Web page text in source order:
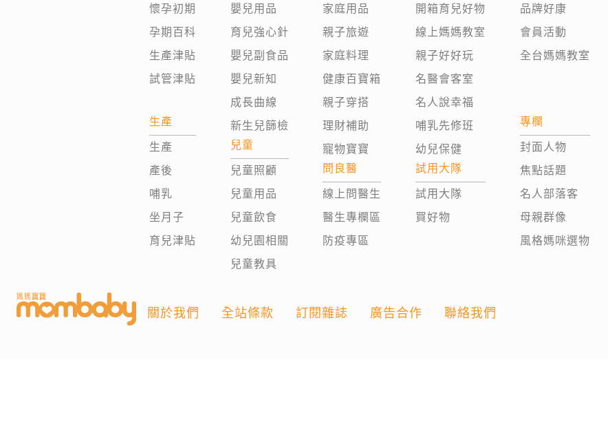
懷孕初期
孕期百科
生產津貼
試管津貼
生產
生產
產後
哺乳
坐月子
育兒津貼
嬰兒用品
育兒強心針
嬰兒副食品
嬰兒新知
成長曲線
新生兒篩檢
兒童
兒童照顧
兒童用品
兒童飲食
幼兒園相關
兒童教具
家庭用品
親子旅遊
家庭料理
健康百寶箱
親子穿搭
理財補助
寵物寶寶
問良醫
線上問醫生
醫生專欄區
防疫專區
開箱育兒好物
線上媽媽教室
親子好好玩
名醫會客室
名人說幸福
哺乳先修班
幼兒保健
試用大隊
試用大隊
買好物
品牌好康
會員活動
全台媽媽教室
專欄
封面人物
焦點話題
名人部落客
母親群像
風格媽咪選物
關於我們 全站條款 訂閱雜誌 廣告合作 聯絡我們